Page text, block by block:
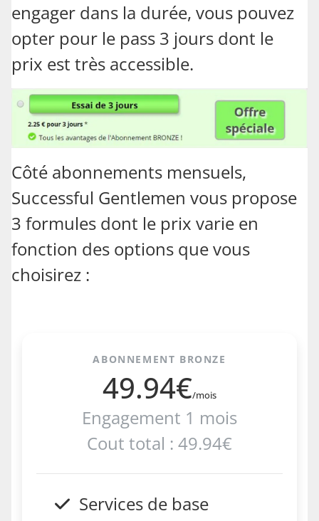
engager dans la durée, vous pouvez
opter pour le pass 3 jours dont le
prix est très accessible.
Côté abonnements mensuels,
Successful Gentlemen vous propose
3 formules dont le prix varie en
fonction des options que vous
choisirez :
ABONNEMENT BRONZE
49.94€/mois
Engagement 1 mois
Cout total : 49.94€
Services de base